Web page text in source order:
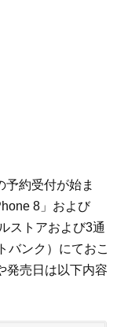
約受付が始ま
8」および
ストアおよび3通
バンク）にておこ
発売日は以下内容